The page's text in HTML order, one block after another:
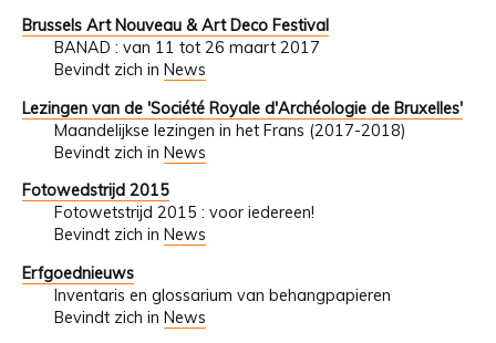
Brussels Art Nouveau & Art Deco Festival
BANAD : van 11 tot 26 maart 2017
Bevindt zich in News
Lezingen van de 'Société Royale d'Archéologie de Bruxelles'
Maandelijkse lezingen in het Frans (2017-2018)
Bevindt zich in News
Fotowedstrijd 2015
Fotowetstrijd 2015 : voor iedereen!
Bevindt zich in News
Erfgoednieuws
Inventaris en glossarium van behangpapieren
Bevindt zich in News